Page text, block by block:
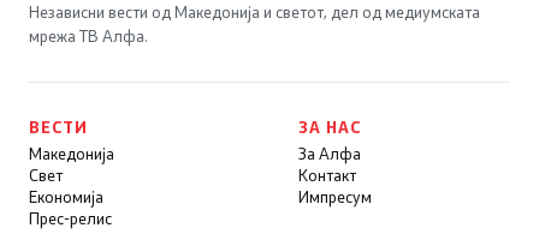
Независни вести од Македонија и светот, дел од медиумската
мрежа ТВ Алфа.
ВЕСТИ
Македонија
Свет
Економија
Прес-релис
ЗА НАС
За Алфа
Контакт
Импресум